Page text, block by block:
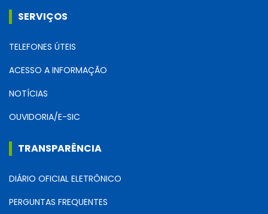
SERVIÇOS
TELEFONES ÚTEIS
ACESSO A INFORMAÇÃO
NOTÍCIAS
OUVIDORIA/E-SIC
TRANSPARÊNCIA
DIÁRIO OFICIAL ELETRÔNICO
PERGUNTAS FREQUENTES